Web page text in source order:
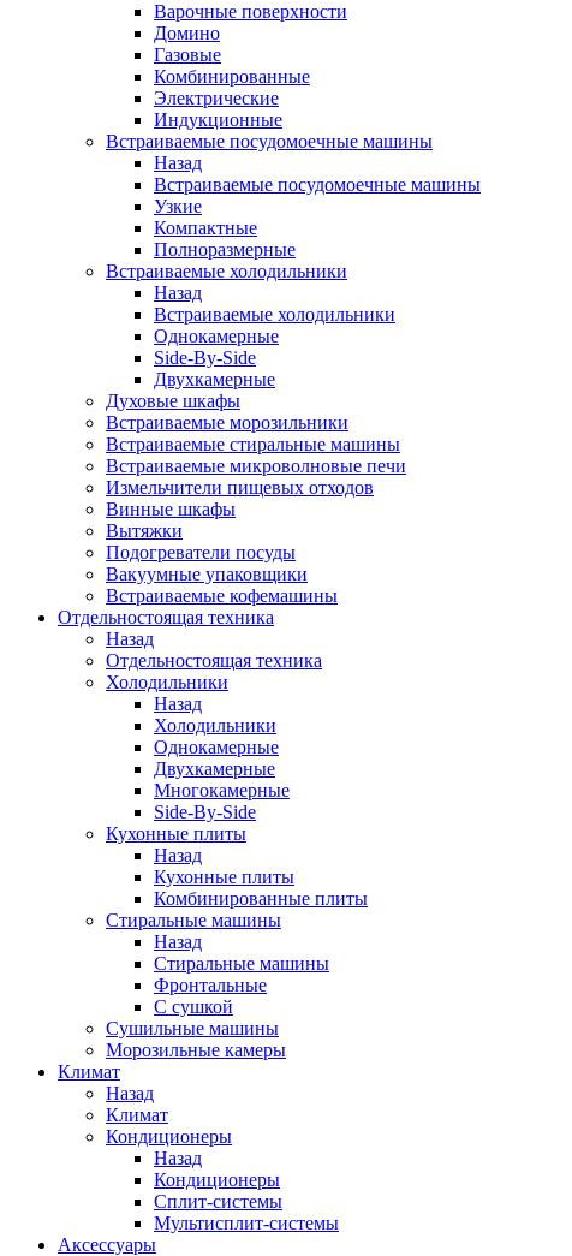
Варочные поверхности
Домино
Газовые
Комбинированные
Электрические
Индукционные
Встраиваемые посудомоечные машины
Назад
Встраиваемые посудомоечные машины
Узкие
Компактные
Полноразмерные
Встраиваемые холодильники
Назад
Встраиваемые холодильники
Однокамерные
Side-By-Side
Двухкамерные
Духовые шкафы
Встраиваемые морозильники
Встраиваемые стиральные машины
Встраиваемые микроволновые печи
Измельчители пищевых отходов
Винные шкафы
Вытяжки
Подогреватели посуды
Вакуумные упаковщики
Встраиваемые кофемашины
Отдельностоящая техника
Назад
Отдельностоящая техника
Холодильники
Назад
Холодильники
Однокамерные
Двухкамерные
Многокамерные
Side-By-Side
Кухонные плиты
Назад
Кухонные плиты
Комбинированные плиты
Стиральные машины
Назад
Стиральные машины
Фронтальные
С сушкой
Сушильные машины
Морозильные камеры
Климат
Назад
Климат
Кондиционеры
Назад
Кондиционеры
Сплит-системы
Мультисплит-системы
Аксессуары